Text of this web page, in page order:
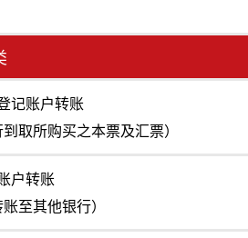
记账户转账
取所购买之本票及汇票）
户转账
至其他银行）